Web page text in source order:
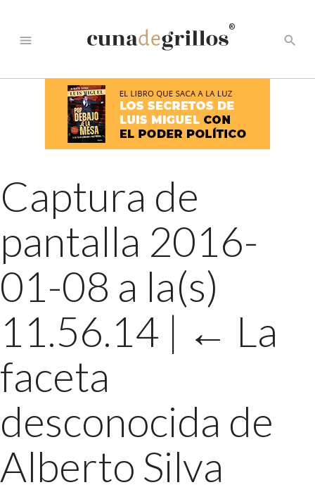
menu
®
search
Captura de
pantalla 2016-
01-08 a la(s)
11.56.14 | ← La
faceta
desconocida de
Alberto Silva